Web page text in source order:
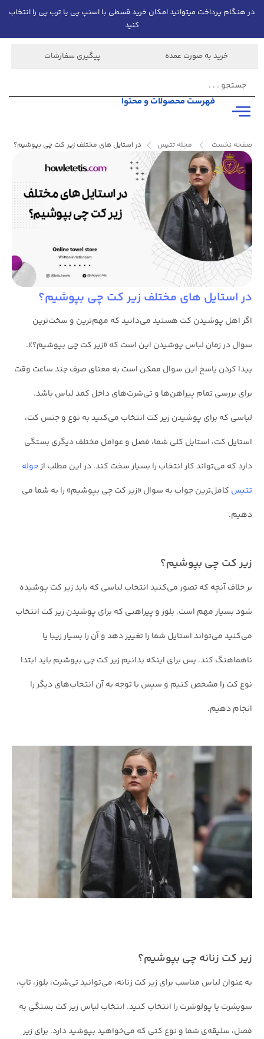
در هنگام پرداخت میتوانید امکان خرید قسطی با اسنپ پی یا ترب پی را انتخاب
کنید
خرید به صورت عمده پیگیری سفارشات
فهرست محصولات و محتوا
صفحه نخست مجله تتیس در استایل های مختلف زیر کت چی بپوشیم؟
در استایل های مختلف زیر کت چی بپوشیم؟
اگر اهل پوشیدن کت هستید می‌دانید که مهم‌ترین و سخت‌ترین
سوال در زمان لباس پوشیدن این است که «زیر کت چی بپوشیم؟».
پیدا کردن پاسخ این سوال ممکن است به معنای صرف چند ساعت وقت
برای بررسی تمام پیراهن‌ها و تی‌شرت‌های داخل کمد لباس باشد.
لباسی که برای پوشیدن زیر کت انتخاب می‌کنید به نوع و جنس کت،
استایل کت، استایل کلی شما، فصل و عوامل مختلف دیگری بستگی
دارد که می‌تواند کار انتخاب را بسیار سخت کند. در این مطلب ازحوله
تتیس کامل‌ترین جواب به سوال «زیر کت چی بپوشیم» را به شما می
دهیم.
زیر کت چی بپوشیم؟
بر خلاف آنچه که تصور می‌کنید انتخاب لباسی که باید زیر کت پوشیده
شود بسیار مهم است. بلوز و پیراهنی که برای پوشیدن زیر کت انتخاب
می‌کنید می‌تواند استایل شما را تغییر دهد و آن را بسیار زیبا یا
ناهماهنگ کند. پس برای اینکه بدانیم زیر کت چی بپوشیم باید ابتدا
نوع کت را مشخص کنیم و سپس با توجه به آن انتخاب‌های دیگر را
انجام دهیم.
زیر کت زنانه چی بپوشیم؟
به عنوان لباس مناسب برای زیر کت زنانه، می‌توانید تی‌شرت، بلوز، تاپ،
سویشرت یا پولوشرت را انتخاب کنید. انتخاب لباس زیر کت بستگی به
فصل، سلیقه‌ی شما و نوع کتی که می‌خواهید بپوشید دارد. برای زیر